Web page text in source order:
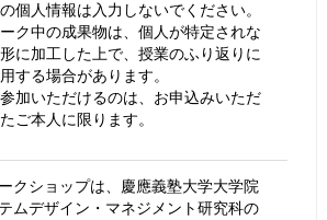
個人情報は入力しないでください。
ク中の成果物は、個人が特定されな
に加工した上で、授業のふり返りに
する場合があります。
加いただけるのは、お申込みいただ
ご本人に限ります。
クショップは、慶應義塾大学大学院
ムデザイン・マネジメント研究科の